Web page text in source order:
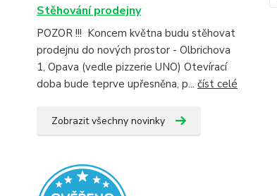
Stěhování prodejny
POZOR !!! Koncem května budu stěhovat
prodejnu do nových prostor - Olbrichova
1, Opava (vedle pizzerie UNO) Otevírací
doba bude teprve upřesněna, p... číst celé
Zobrazit všechny novinky